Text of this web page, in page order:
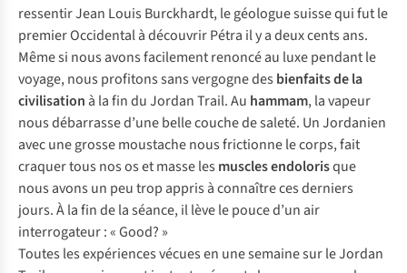
ressentir Jean Louis Burckhardt, le géologue suisse qui fut le
premier Occidental à découvrir Pétra il y a deux cents ans.
Même si nous avons facilement renoncé au luxe pendant le
voyage, nous profitons sans vergogne des bienfaits de la
civilisation à la fin du Jordan Trail. Au hammam, la vapeur
nous débarrasse d’une belle couche de saleté. Un Jordanien
avec une grosse moustache nous frictionne le corps, fait
craquer tous nos os et masse les muscles endolorisque
nous avons un peu trop appris à connaître ces derniers
jours. À la fin de la séance, il lève le pouce d’un air
interrogateur :« Good? »
Toutes les expériences vécues en une semaine sur le Jordan